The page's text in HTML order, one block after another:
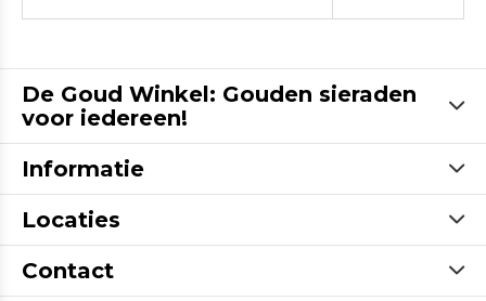
De Goud Winkel: Gouden sieraden
voor iedereen!
Informatie
Locaties
Contact